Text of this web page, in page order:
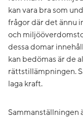
kan vara bra som
frågor där det ännu
och
dessa domar
kan bedömas är de
rättstillämpningen.
laga kraft.
Sammanställningen